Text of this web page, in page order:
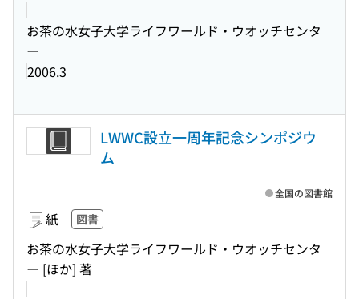
お茶の水女子大学ライフワールド・ウオッチセンタ
ー
2006.3
LWWC設立一周年記念シンポジウ
ム
紙 図書
お茶の水女子大学ライフワールド・ウオッチセンタ
ー [ほか] 著
全国の図書館